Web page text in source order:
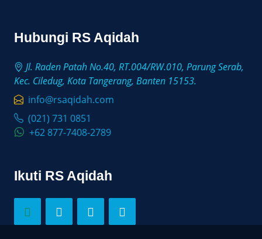
Hubungi RS Aqidah
Jl. Raden Patah No.40, RT.004/RW.010, Parung Serab,
Kec. Ciledug, Kota Tangerang, Banten 15153.
info@rsaqidah.com
(021) 731 0851
+62 877-7408-2789
Ikuti RS Aqidah